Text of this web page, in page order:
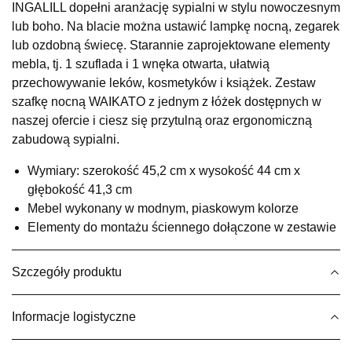
Salon meblowy
66-470 KOSTRZYN NAD ODRĄ
Nr tel. 507103199
Godziny otwarcia
Pn-Pt: 10:00-18:00, Sb: 10:00-14:00
199,00 zł
SALON MEBLOWY M JAK MEBLE
Salon meblowy
UL.BASZTOWA 3
76-100 SŁAWNO
Godziny otwarcia
INGALILL dopełni aranżację sypialni w stylu nowoczesnym
lub boho. Na blacie można ustawić lampkę nocną, zegarek
lub ozdobną świecę. Starannie zaprojektowane elementy
mebla, tj. 1 szuflada i 1 wnęka otwarta, ułatwią
przechowywanie leków, kosmetyków i książek. Zestaw
szafkę nocną WAIKATO z jednym z łóżek dostępnych w
naszej ofercie i ciesz się przytulną oraz ergonomiczną
zabudową sypialni.
Wymiary: szerokość 45,2 cm x wysokość 44 cm x
głębokość 41,3 cm
Mebel wykonany w modnym, piaskowym kolorze
Elementy do montażu ściennego dołączone w zestawie
Szczegóły produktu
Informacje logistyczne